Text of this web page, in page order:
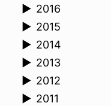
► 2016
► 2015
► 2014
► 2013
► 2012
► 2011